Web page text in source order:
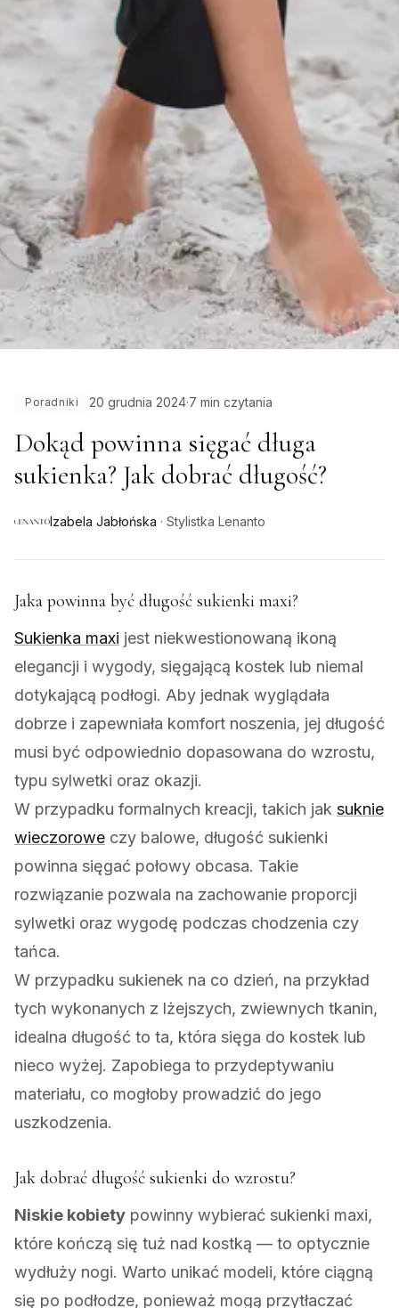
Poradniki 20 grudnia 2024·7 min czytania
Dokąd powinna sięgać długa
sukienka? Jak dobrać długość?
Izabela Jabłońska · Stylistka Lenanto
Jaka powinna być długość sukienki maxi?
Sukienka maxi jest niekwestionowaną ikoną
elegancji i wygody, sięgającą kostek lub niemal
dotykającą podłogi. Aby jednak wyglądała
dobrze i zapewniała komfort noszenia, jej długość
musi być odpowiednio dopasowana do wzrostu,
typu sylwetki oraz okazji.
W przypadku formalnych kreacji, takich jak suknie
wieczorowe czy balowe, długość sukienki
powinna sięgać połowy obcasa. Takie
rozwiązanie pozwala na zachowanie proporcji
sylwetki oraz wygodę podczas chodzenia czy
tańca.
W przypadku sukienek na co dzień, na przykład
tych wykonanych z lżejszych, zwiewnych tkanin,
idealna długość to ta, która sięga do kostek lub
nieco wyżej. Zapobiega to przydeptywaniu
materiału, co mogłoby prowadzić do jego
uszkodzenia.
Jak dobrać długość sukienki do wzrostu?
Niskie kobiety powinny wybierać sukienki maxi,
które kończą się tuż nad kostką — to optycznie
wydłuży nogi. Warto unikać modeli, które ciągną
się po podłodze, ponieważ mogą przytłaczać